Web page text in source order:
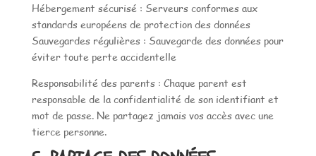
Hébergement sécurisé : Serveurs conformes aux
standards européens de protection des données
Sauvegardes régulières : Sauvegarde des données pour
éviter toute perte accidentelle
Responsabilité des parents : Chaque parent est
responsable de la confidentialité de son identifiant et
mot de passe. Ne partagez jamais vos accès avec une
tierce personne.